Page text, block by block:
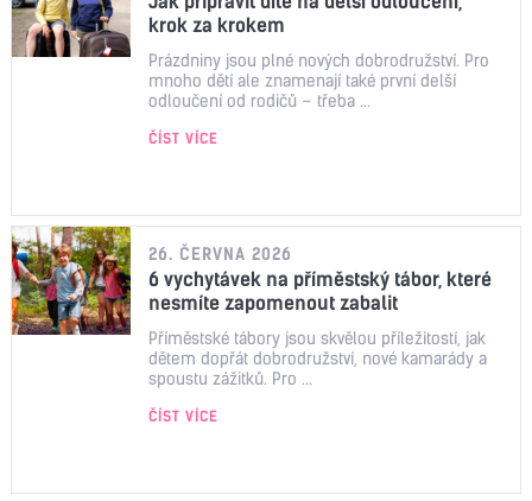
krok za krokem
Prázdniny jsou plné nových dobrodružství. Pro
mnoho dětí ale znamenají také první delší
odloučení od rodičů – třeba ...
ČÍST VÍCE
26. ČERVNA 2026
6 vychytávek na příměstský tábor, které
nesmíte zapomenout zabalit
Příměstské tábory jsou skvělou příležitostí, jak
dětem dopřát dobrodružství, nové kamarády a
spoustu zážitků. Pro ...
ČÍST VÍCE